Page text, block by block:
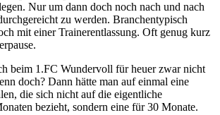
Nur um dann doch noch nach und nach
zu werden. Branchentypisch
mit einer Trainerentlassung. Oft genug kurz
beim 1.FC Wundervoll für heuer zwar nicht
doch? Dann hätte man auf einmal eine
die sich nicht auf die eigentliche
bezieht, sondern eine für 30 Monate.